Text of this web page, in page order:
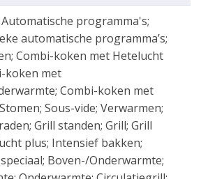
programma's;
automatische programma’s;
Combi-koken met Hetelucht
koken met
Combi-koken met
Sous-vide; Verwarmen;
Grill standen; Grill; Grill
plus; Intensief bakken;
Boven-/Onderwarmte;